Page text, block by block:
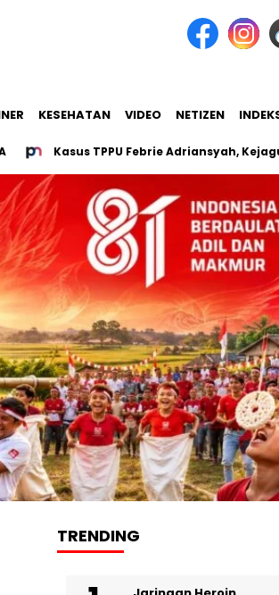
KESEHATAN VIDEO NETIZEN
TPPU Febrie Adriansyah, Kejagung
TRENDING